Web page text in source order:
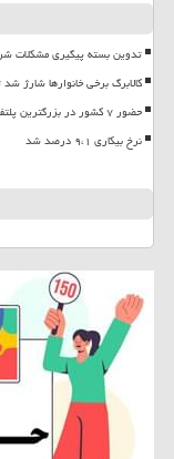
تدوین بسته پیگیری مشکلات
کالابرگ برخی خانوارها شارژ
حضور ۷ کشور در بزرگترین پلتفرم تبادلات تجاری حوزه ساخت وساز
نرخ بیکاری ۹،۱ درصد شد